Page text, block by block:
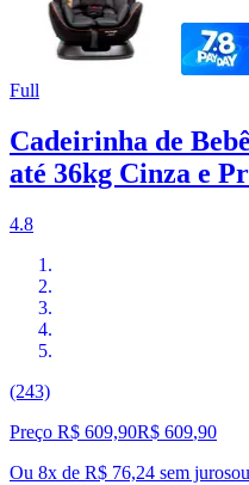
Full
Cadeirinha de
até 36kg Cinza e
4.8
(243)
Preço R$ 609,90R$ 609,90
Ou 8x de R$ 76,24 sem jurosou